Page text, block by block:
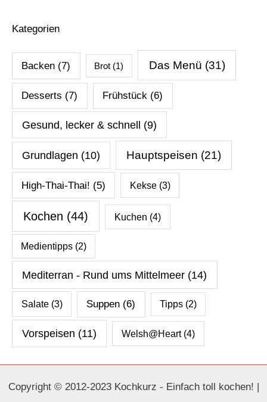
Kategorien
Backen (7) Brot (1) Das Menü (31)
Desserts (7) Frühstück (6)
Gesund, lecker & schnell (9)
Grundlagen (10) Hauptspeisen (21)
High-Thai-Thai! (5) Kekse(3)
Kochen (44) Kuchen (4)
Medientipps (2)
Mediterran - Rund ums Mittelmeer (14)
Salate(3) Suppen (6) Tipps(2)
Vorspeisen (11) Welsh@Heart(4)
Copyright © 2012-2023 Kochkurz - Einfach toll kochen! |